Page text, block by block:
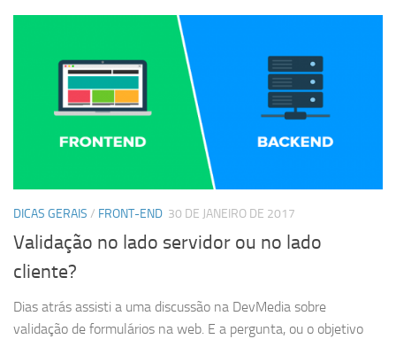
DICAS GERAIS / FRONT-END 30 DE JANEIRO DE 2017
Validação no lado servidor ou no lado
cliente?
Dias atrás assisti a uma discussão na DevMedia sobre
validação de formulários na web. E a pergunta, ou o objetivo